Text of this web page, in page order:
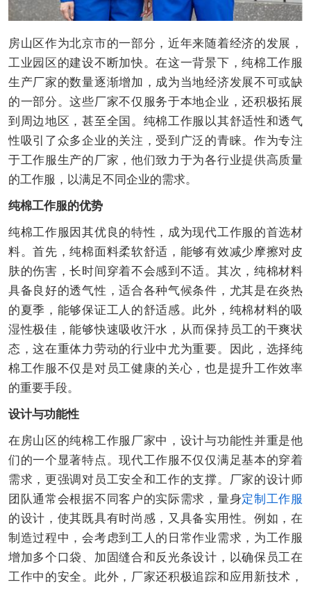
房山区作为北京市的一部分，近年来随着经济的发展，
工业园区的建设不断加快。在这一背景下，纯棉工作服
生产厂家的数量逐渐增加，成为当地经济发展不可或缺
的一部分。这些厂家不仅服务于本地企业，还积极拓展
到周边地区，甚至全国。纯棉工作服以其舒适性和透气
性吸引了众多企业的关注，受到广泛的青睐。作为专注
于工作服生产的厂家，他们致力于为各行业提供高质量
的工作服，以满足不同企业的需求。
纯棉工作服的优势
纯棉工作服因其优良的特性，成为现代工作服的首选材
料。首先，纯棉面料柔软舒适，能够有效减少摩擦对皮
肤的伤害，长时间穿着不会感到不适。其次，纯棉材料
具备良好的透气性，适合各种气候条件，尤其是在炎热
的夏季，能够保证工人的舒适感。此外，纯棉材料的吸
湿性极佳，能够快速吸收汗水，从而保持员工的干爽状
态，这在重体力劳动的行业中尤为重要。因此，选择纯
棉工作服不仅是对员工健康的关心，也是提升工作效率
的重要手段。
设计与功能性
在房山区的纯棉工作服厂家中，设计与功能性并重是他
们的一个显著特点。现代工作服不仅仅满足基本的穿着
需求，更强调对员工安全和工作的支撑。厂家的设计师
团队通常会根据不同客户的实际需求，量身定制工作服
的设计，使其既具有时尚感，又具备实用性。例如，在
制造过程中，会考虑到工人的日常作业需求，为工作服
增加多个口袋、加固缝合和反光条设计，以确保员工在
工作中的安全。此外，厂家还积极追踪和应用新技术，